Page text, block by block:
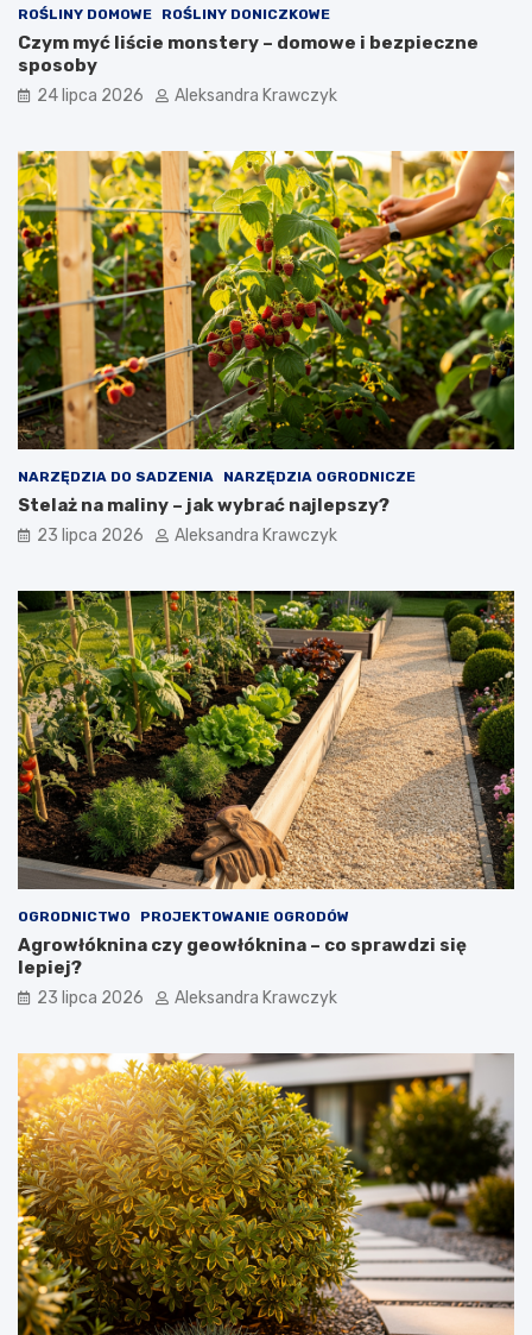
ROŚLINY DOMOWE ROŚLINY DONICZKOWE
Czym myć liście monstery – domowe i bezpieczne
sposoby
24 lipca 2026 Aleksandra Krawczyk
NARZĘDZIA DO SADZENIA NARZĘDZIA OGRODNICZE
Stelaż na maliny – jak wybrać najlepszy?
23 lipca 2026 Aleksandra Krawczyk
OGRODNICTWO PROJEKTOWANIE OGRODÓW
Agrowłóknina czy geowłóknina – co sprawdzi się
lepiej?
23 lipca 2026 Aleksandra Krawczyk